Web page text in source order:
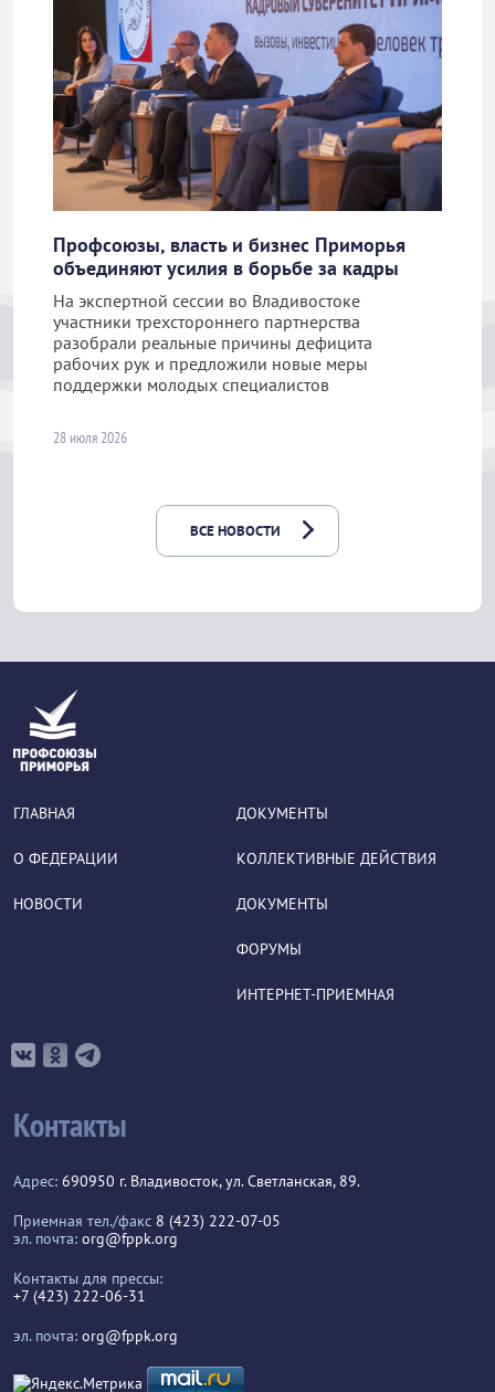
Профсоюзы, власть и бизнес Приморья
объединяют усилия в борьбе за кадры
На экспертной сессии во Владивостоке
участники трехстороннего партнерства
разобрали реальные причины дефицита
рабочих рук и предложили новые меры
поддержки молодых специалистов
28 июля 2026
ВСЕ НОВОСТИ
ГЛАВНАЯ
О ФЕДЕРАЦИИ
НОВОСТИ
ДОКУМЕНТЫ
КОЛЛЕКТИВНЫЕ ДЕЙСТВИЯ
ДОКУМЕНТЫ
ФОРУМЫ
ИНТЕРНЕТ-ПРИЕМНАЯ
Контакты
Адрес: 690950 г. Владивосток, ул. Светланская, 89.
Приемная тел./факс 8 (423) 222-07-05
эл. почта: org@fppk.org
Контакты для прессы:
+7 (423) 222-06-31
эл. почта: org@fppk.org